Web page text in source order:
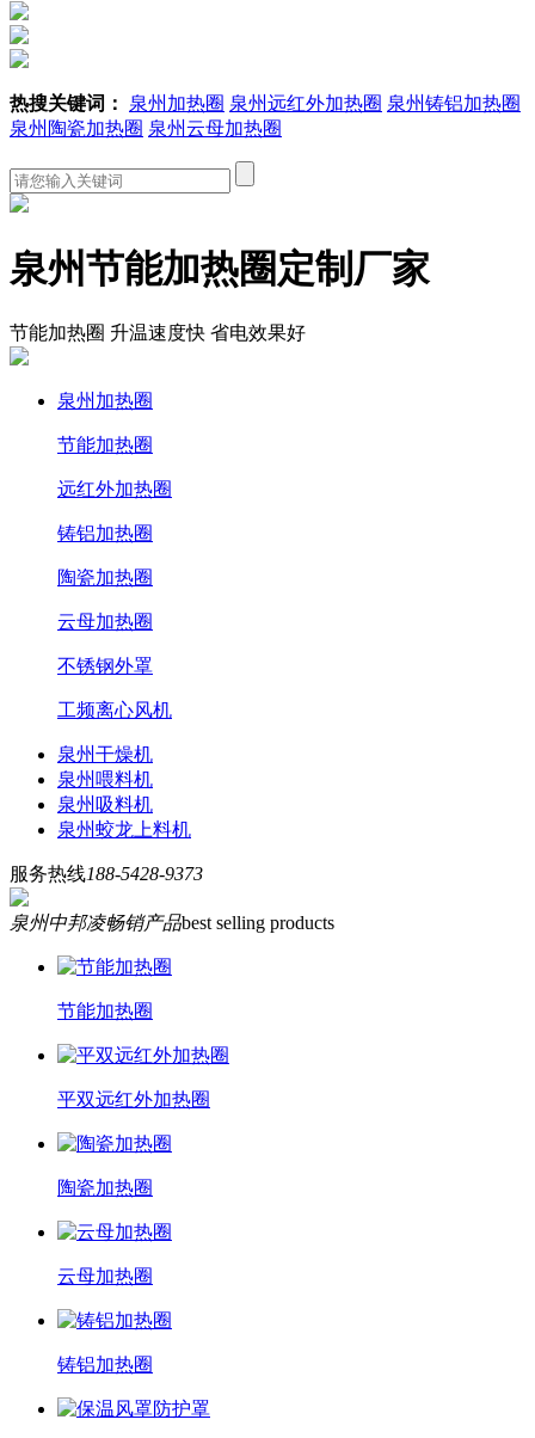
热搜关键词： 泉州加热圈 泉州远红外加热圈 泉州铸铝加热圈
泉州陶瓷加热圈 泉州云母加热圈
泉州节能加热圈定制厂家
节能加热圈 升温速度快 省电效果好
泉州加热圈
节能加热圈
远红外加热圈
铸铝加热圈
陶瓷加热圈
云母加热圈
不锈钢外罩
工频离心风机
泉州干燥机
泉州喂料机
泉州吸料机
泉州蛟龙上料机
服务热线188-5428-9373
泉州中邦凌畅销产品best selling products
节能加热圈
平双远红外加热圈
陶瓷加热圈
云母加热圈
铸铝加热圈